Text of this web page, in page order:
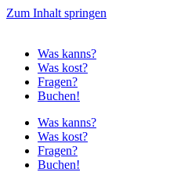
Zum Inhalt springen
Was kanns?
Was kost?
Fragen?
Buchen!
Was kanns?
Was kost?
Fragen?
Buchen!